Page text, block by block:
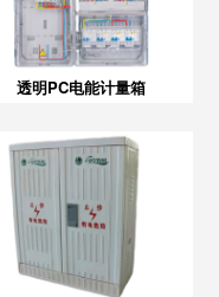
透明PC电能计量箱